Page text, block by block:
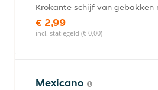
Krokante schijf van gebakken
€ 2,99
incl. statiegeld (€ 0,00)
Mexicano